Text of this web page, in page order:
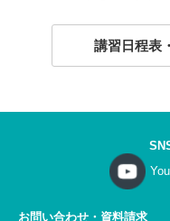
講習日程表
お問い合わせ・資料請求